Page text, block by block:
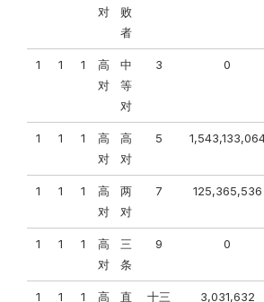
对
败
者
1 1 1
高
对
中
等
对
3 0
1 1 1
高
对
高
对
5
1 1 1
高
对
两
对
7 125,365,536
1 1 1
高
对
三
条
9 0
1 1 1 高 直 十三 3,031,632